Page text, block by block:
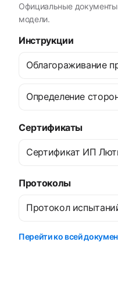
Официальные
модели.
Инструкции
Облагораживание
Определение
Сертификаты
Сертификат ИП
Протоколы
Протокол
Перейти ко всей